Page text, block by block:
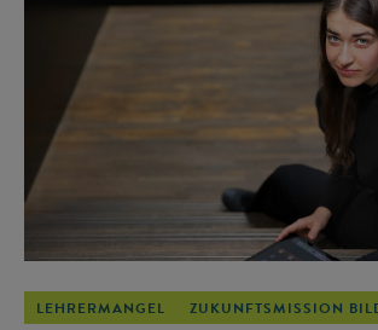
LEHRERMANGEL ZUKUNFTSMISSION